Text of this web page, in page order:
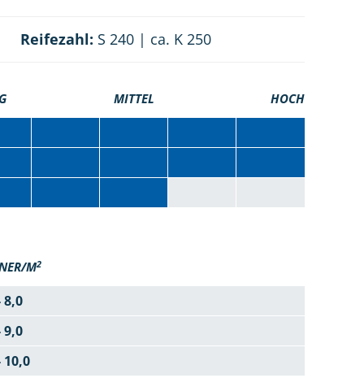
Reifezahl: S 240 | ca. K 250
MITTEL HOCH
M2
8,0
9,0
10,0